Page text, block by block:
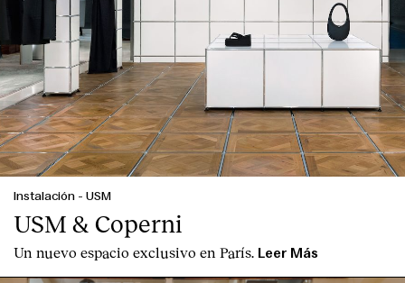
Instalación - USM
USM & Coperni
Un nuevo espacio exclusivo en París. Leer Más